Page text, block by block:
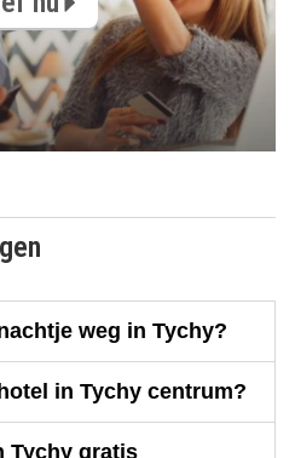
weg in Tychy?
in Tychy centrum?
Tychy gratis